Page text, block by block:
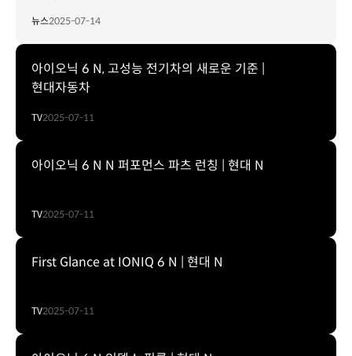
뉴스2025-07-14
아이오닉 6 N, 고성능 전기차의 새로운 기준 |
현대자동차
TV2025-07-11
아이오닉 6 N N 퍼포먼스 파츠 런칭 | 현대 N
TV2025-07-11
First Glance at IONIQ 6 N | 현대 N
TV2025-07-11